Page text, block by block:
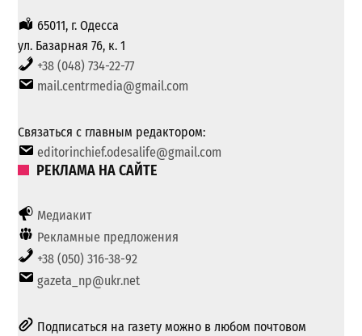
65011, г. Одесса
ул. Базарная 76, к. 1
+38 (048) 734-22-77
mail.centrmedia@gmail.com
Связаться с главным редактором:
editorinchief.odesalife@gmail.com
РЕКЛАМА НА САЙТЕ
Медиакит
Рекламные предложения
+38 (050) 316-38-92
gazeta_np@ukr.net
Подписаться на газету можно в любом почтовом